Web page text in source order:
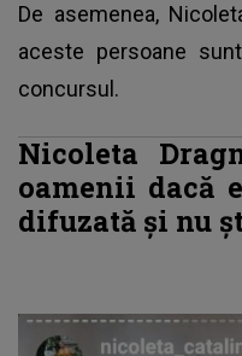
De asemenea,
aceste persoane
concursul.
Nicoleta
oamenii dacă
difuzată și nu